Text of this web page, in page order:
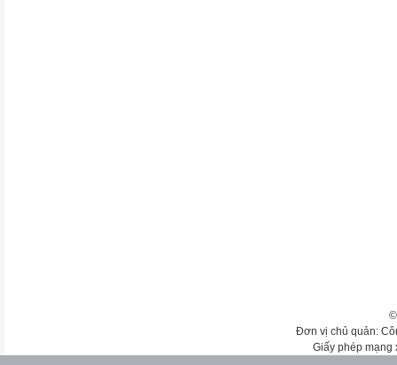
Đơn vị chủ quản:
Giấy phép mạng